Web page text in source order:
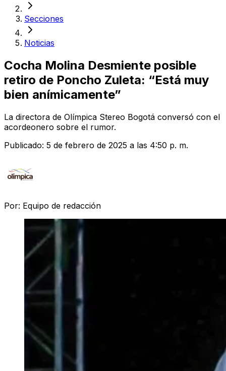
Secciones
Noticias
Cocha Molina Desmiente posible
retiro de Poncho Zuleta: “Está muy
bien anímicamente”
La directora de Olímpica Stereo Bogotá conversó con el
acordeonero sobre el rumor.
Publicado: 5 de febrero de 2025 a las 4:50 p. m.
Por: Equipo de redacción